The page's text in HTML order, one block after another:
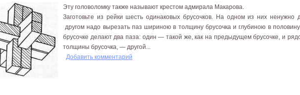
Эту головоломку также называют крестом адмирала Макарова.
Заготовьте из рейки шесть одинаковых брусочков. На одном из них ненужно
другом надо выре­зать паз шириною в толщину брусочка и глубиною в
брусочке делают два паза: один — такой же, как на предыдущем брусочке, и
толщины брусочка, — другой...
Добавить комментарий